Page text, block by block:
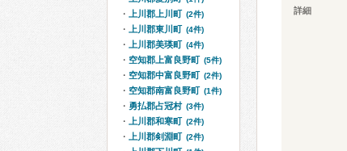
詳細
上川郡上川町 (2件)
上川郡東川町 (4件)
上川郡美瑛町 (4件)
空知郡上富良野町 (5件)
空知郡中富良野町 (2件)
空知郡南富良野町 (1件)
勇払郡占冠村 (3件)
上川郡和寒町 (2件)
上川郡剣淵町 (2件)